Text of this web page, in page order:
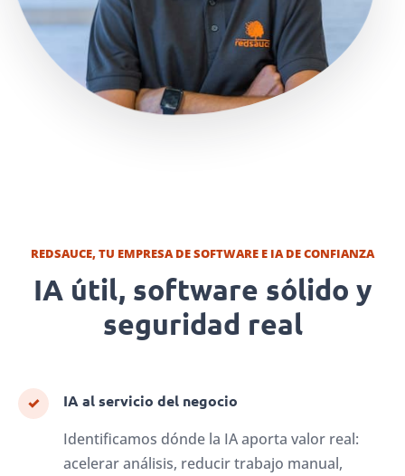
REDSAUCE, TU EMPRESA DE SOFTWARE E IA DE CONFIANZA
IA útil, software sólido y
seguridad real
✓ IA al servicio del negocio
Identificamos dónde la IA aporta valor real:
acelerar análisis, reducir trabajo manual,